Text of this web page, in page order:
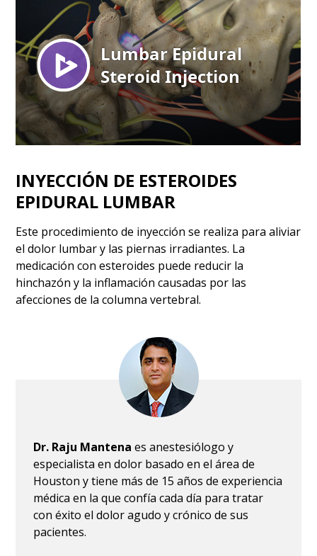
INYECCIÓN DE ESTEROIDES
EPIDURAL LUMBAR
Este procedimiento de inyección se realiza para aliviar
el dolor lumbar y las piernas irradiantes. La
medicación con esteroides puede reducir la
hinchazón y la inflamación causadas por las
afecciones de la columna vertebral.
Dr. Raju Mantena es anestesiólogo y
especialista en dolor basado en el área de
Houston y tiene más de 15 años de experiencia
médica en la que confía cada día para tratar
con éxito el dolor agudo y crónico de sus
pacientes.